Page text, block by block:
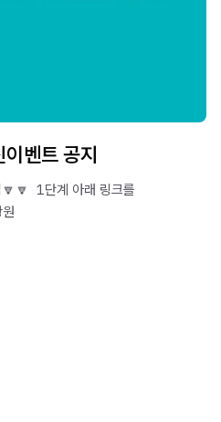
벤트 공지
🔽🔽 ​ 1단계 아래 링크를